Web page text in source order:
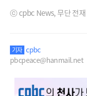
ⓒ cpbc News, 무단 전재
기자 cpbc
pbcpeace@hanmail.net